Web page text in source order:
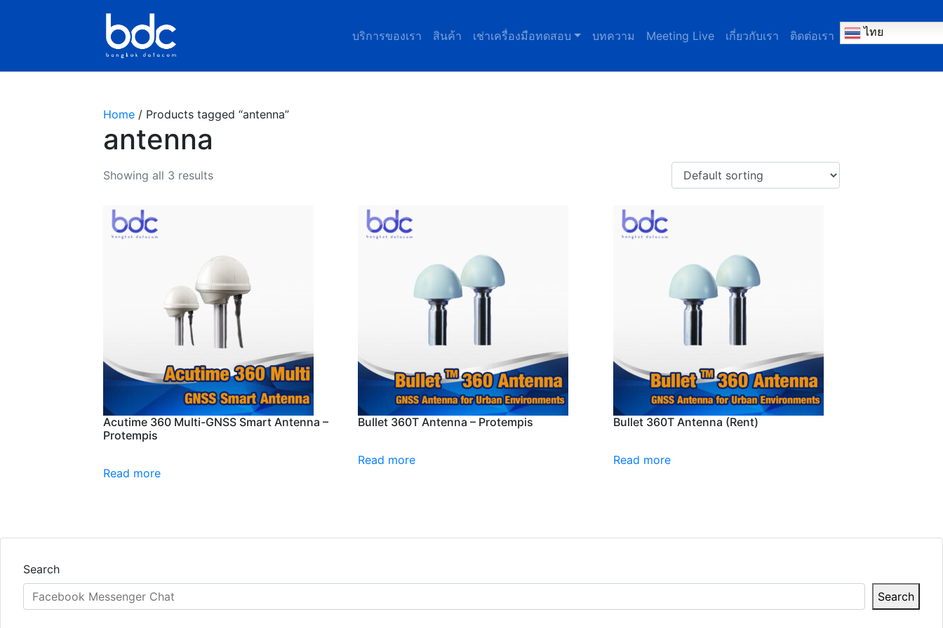
บริการของเรา สินค้า เช่าเครื่องมือทดสอบ บทความ Meeting Live เกี่ยวกับเรา ติดต่อเรา ไทย
Home / Products tagged “antenna”
antenna
Showing all 3 results
Acutime 360 Multi-GNSS Smart Antenna –
Protempis
Read more
Bullet 360T Antenna – Protempis
Read more
Bullet 360T Antenna (Rent)
Read more
Search
Search